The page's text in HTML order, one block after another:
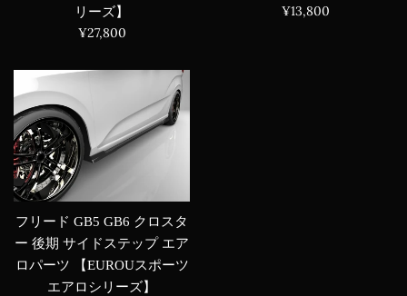
リーズ】
通
価
¥27,800
通
¥13,800
フリード GB5 GB6 クロスタ
ー 後期 サイドステップ エア
ロパーツ 【EUROUスポーツ
エアロシリーズ】